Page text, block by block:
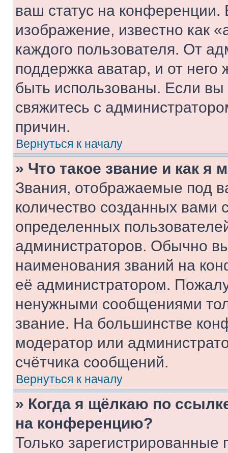
ваш статус на
изображение, известно как
каждого пользователя. От
поддержка аватар, и от него
быть использованы. Если
свяжитесь с
причин.
Вернуться к началу
» Что такое звание и как я
Звания, отображаемые под
количество созданных
определенных
администраторов. Обычно
наименования званий на
её администратором.
ненужными сообщениями
звание. На большинстве
модератор или
счётчика сообщений.
Вернуться к началу
» Когда я щёлкаю по
на конференцию?
Только зарегистрированные